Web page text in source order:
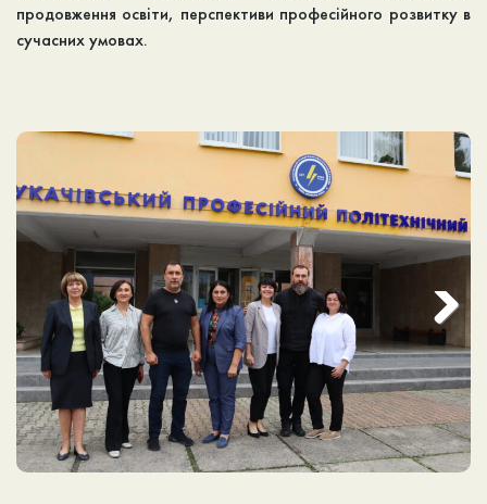
продовження освіти, перспективи професійного розвитку в
сучасних умовах.
Next